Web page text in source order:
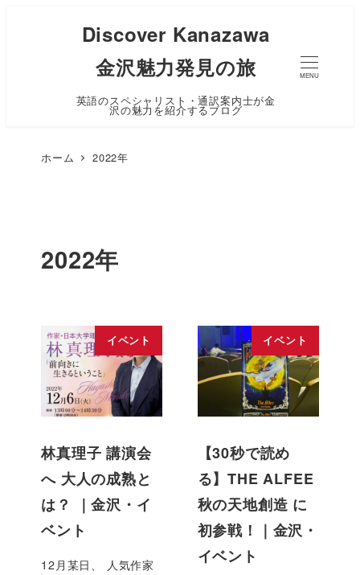
Discover Kanazawa
金沢魅力発見の旅
英語のスペシャリスト・通訳案内士が金
沢の魅力を紹介するブログ
MENU
ホーム 2022年
2022年
イベント
林真理子 講演会
へ 大人の成熟と
は？ ｜金沢・イ
ベント
12月某日、 人気作家
イベント
【30秒で読め
る】THE ALFEE
秋の天地創造 に
初参戦！｜金沢・
イベント